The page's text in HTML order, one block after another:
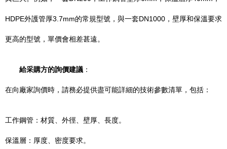
HDPE外護管厚3.7mm的常規型號，與一套DN1000，壁厚和保溫要求
更高的型號，單價會相差甚遠。
給采購方的詢價建議 ：
在向廠家詢價時，請務必提供盡可能詳細的技術參數清單，包括：
工作鋼管：材質、外徑、壁厚、長度。
保溫層：厚度、密度要求。